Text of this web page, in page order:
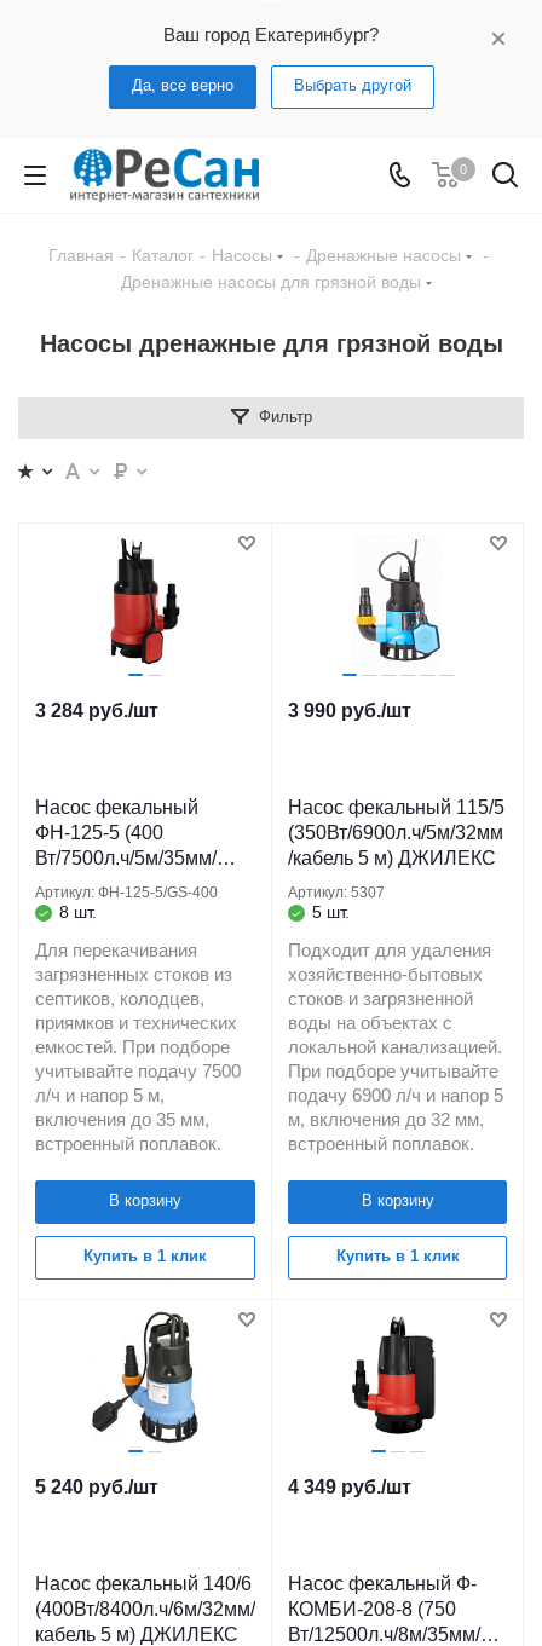
Ваш город Екатеринбург?
Да, все верно Выбрать другой
0
Главная - Каталог - Насосы - Дренажные насосы
-
Дренажные насосы для грязной воды
Насосы дренажные для грязной воды
Фильтр
3 284 руб./шт
Насос фекальный
ФН-125-5 (400
Вт/7500л.ч/5м/35мм/
кабель 6 м.) (GS-400)
JEMIX
8 шт.
Артикул: ФН-125-5/GS-400
Для перекачивания
загрязненных стоков из
септиков, колодцев,
приямков и технических
емкостей. При подборе
учитывайте подачу 7500
л/ч и напор 5 м,
включения до 35 мм,
встроенный поплавок.
В корзину
Купить в 1 клик
3 990 руб./шт
Насос фекальный 115/5
(350Вт/6900л.ч/5м/32мм
/кабель 5 м) ДЖИЛЕКС
5 шт.
Артикул: 5307
Подходит для удаления
хозяйственно-бытовых
стоков и загрязненной
воды на объектах с
локальной канализацией.
При подборе учитывайте
подачу 6900 л/ч и напор 5
м, включения до 32 мм,
встроенный поплавок.
В корзину
Купить в 1 клик
5 240 руб./шт
Насос фекальный 140/6
(400Вт/8400л.ч/6м/32мм/
кабель 5 м) ДЖИЛЕКС
4 349 руб./шт
Насос фекальный Ф-
КОМБИ-208-8 (750
Вт/12500л.ч/8м/35мм/